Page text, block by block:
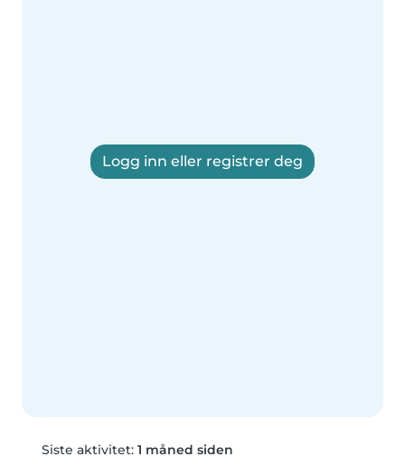
Logg inn eller registrer deg
Siste aktivitet: 1 måned siden